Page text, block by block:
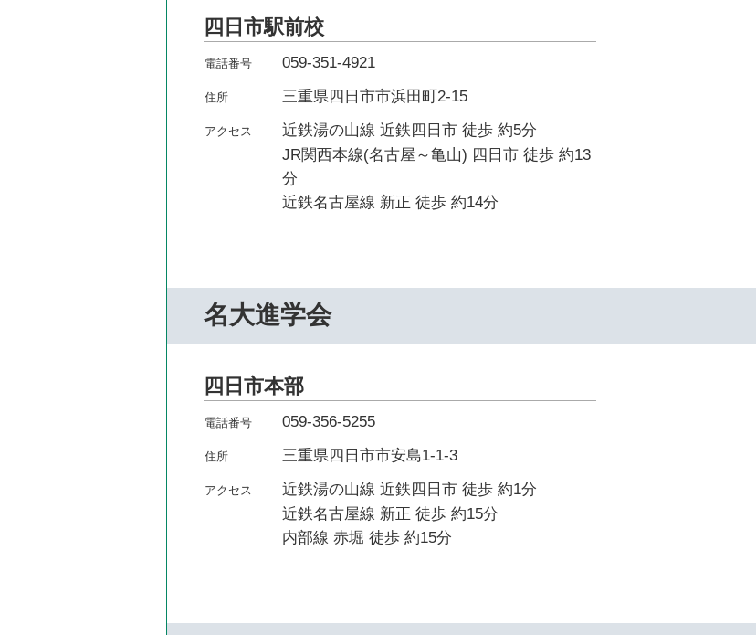
四日市駅前校
059-351-4921
三重県四日市市浜田町2-15
近鉄湯の山線 近鉄四日市 徒歩 約5分
JR関西本線(名古屋～亀山) 四日市 徒歩 約13
分
近鉄名古屋線 新正 徒歩 約14分
名大進学会
四日市本部
059-356-5255
三重県四日市市安島1-1-3
近鉄湯の山線 近鉄四日市 徒歩 約1分
近鉄名古屋線 新正 徒歩 約15分
内部線 赤堀 徒歩 約15分